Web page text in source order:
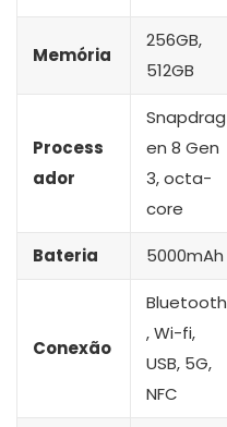
Memória
256GB,
512GB
Process
ador
Snapdrag
en 8 Gen
3, octa-
core
Bateria 5000mAh
Conexão
Bluetooth
, Wi-fi,
USB, 5G,
NFC